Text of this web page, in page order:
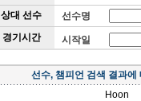
상대 선수
선수명
경기시간
시작일
선수, 챔피언 검색 결과에
Hoon